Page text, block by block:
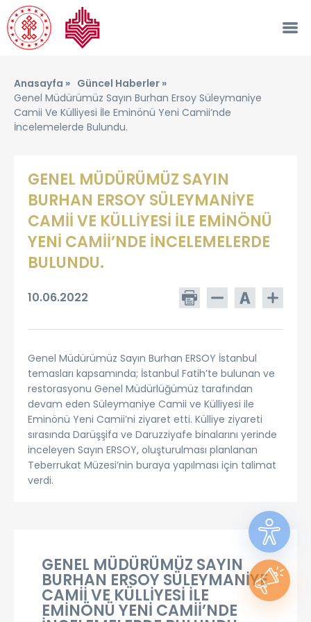
Anasayfa » Güncel Haberler »
Genel Müdürümüz Sayın Burhan Ersoy Süleymaniye
Camii Ve Külliyesi İle Eminönü Yeni Camii’nde
İncelemelerde Bulundu.
GENEL MÜDÜRÜMÜZ SAYIN
BURHAN ERSOY SÜLEYMANİYE
CAMİİ VE KÜLLİYESİ İLE EMİNÖNÜ
YENİ CAMİİ’NDE İNCELEMELERDE
BULUNDU.
10.06.2022
Genel Müdürümüz Sayın Burhan ERSOY İstanbul
temasları kapsamında; İstanbul Fatih’te bulunan ve
restorasyonu Genel Müdürlüğümüz tarafından
devam eden Süleymaniye Camii ve Külliyesi ile
Eminönü Yeni Camii’ni ziyaret etti. Külliye ziyareti
sırasında Darüşşifa ve Daruzziyafe binalarını yerinde
inceleyen Sayın ERSOY, oluşturulması planlanan
Teberrukat Müzesi’nin buraya yapılması için talimat
verdi.
GENEL MÜDÜRÜMÜZ SAYIN
BURHAN ERSOY SÜLEYMANİYE
CAMİİ VE KÜLLİYESİ İLE
EMİNÖNÜ YENİ CAMİİ’NDE